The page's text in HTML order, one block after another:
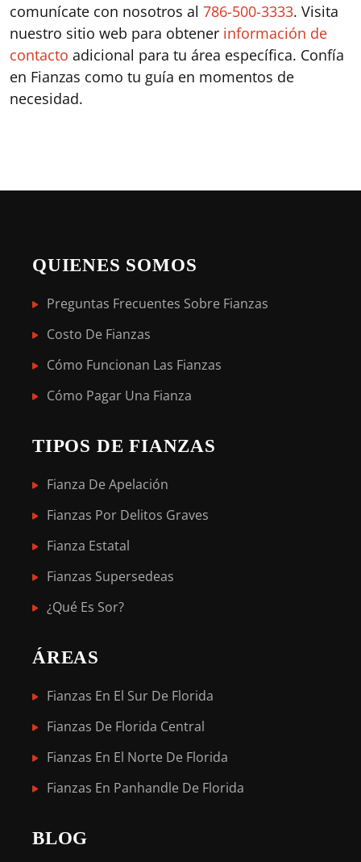
comunícate con nosotros al 786-500-3333. Visita
nuestro sitio web para obtener información de
contacto adicional para tu área específica. Confía
en Fianzas como tu guía en momentos de
necesidad.
QUIENES SOMOS
Preguntas Frecuentes Sobre Fianzas
Costo De Fianzas
Cómo Funcionan Las Fianzas
Cómo Pagar Una Fianza
TIPOS DE FIANZAS
Fianza De Apelación
Fianzas Por Delitos Graves
Fianza Estatal
Fianzas Supersedeas
¿Qué Es Sor?
ÁREAS
Fianzas En El Sur De Florida
Fianzas De Florida Central
Fianzas En El Norte De Florida
Fianzas En Panhandle De Florida
BLOG